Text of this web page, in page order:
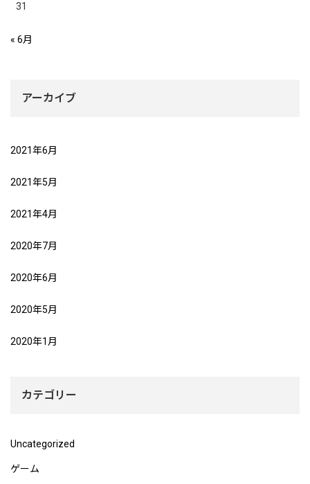
31
« 6月
アーカイブ
2021年6月
2021年5月
2021年4月
2020年7月
2020年6月
2020年5月
2020年1月
カテゴリー
Uncategorized
ゲーム